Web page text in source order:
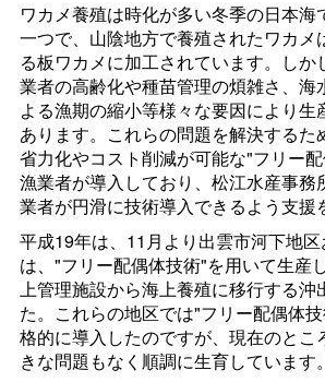
ワカメ養殖は時化が多い冬季の日本海
一つで、山陰地方で養殖されたワカメ
る板ワカメに加工されています。しか
業者の高齢化や種苗管理の煩雑さ、海
よる漁期の縮小等様々な要因により生
あります。これらの問題を解決するた
省力化やコスト削減が可能な"フリー
漁業者が導入しており、松江水産事務
業者が円滑に技術導入できるよう支援
平成19年は、11月より出雲市河下地
は、"フリー配偶体技術"を用いて生産
上管理施設から海上養殖に移行する沖
た。これらの地区では"フリー配偶体
格的に導入したのですが、現在のとこ
きな問題もなく順調に生育しています。